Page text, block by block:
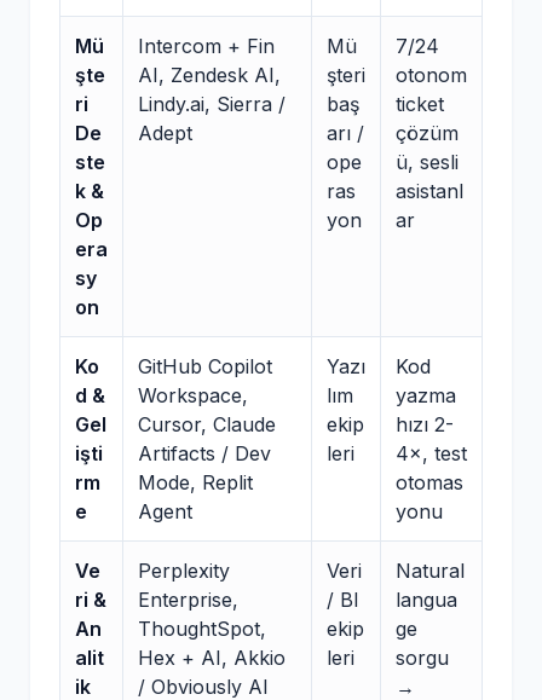
Mü
şte
ri
De
ste
k &
Op
era
sy
on
Intercom + Fin
AI, Zendesk AI,
Lindy.ai, Sierra /
Adept
Mü
şteri
baş
arı /
ope
ras
yon
7/24
otonom
ticket
çözüm
ü, sesli
asistanl
ar
Ko
d &
Gel
işti
rm
e
GitHub Copilot
Workspace,
Cursor, Claude
Artifacts / Dev
Mode, Replit
Agent
Yazı
lım
ekip
leri
Kod
yazma
hızı 2-
4×, test
otomas
yonu
Ve
ri &
An
alit
ik
Perplexity
Enterprise,
ThoughtSpot,
Hex + AI, Akkio
/ Obviously AI
Veri
/ BI
ekip
leri
Natural
langua
ge
sorgu
→